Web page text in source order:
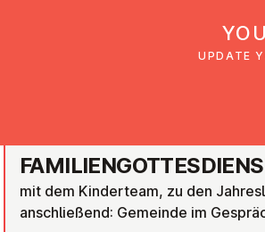
Gemeinden
mit dem Kinderteam, zu den
anschließend: Gemeinde im
UPDATE